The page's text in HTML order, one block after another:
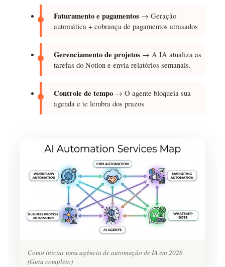
Faturamento e pagamentos→ Geração
automática + cobrança de pagamentos atrasados
Gerenciamento de projetos→ A IA atualiza as
tarefas do Notion e envia relatórios semanais.
Controle de tempo→ O agente bloqueia sua
agenda e te lembra dos prazos
Como iniciar uma agência de automação de IA em 2026
(Guia completo)